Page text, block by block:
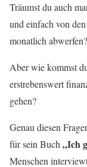
Träumst du auch
und einfach von
monatlich abwerfen?
Aber wie kommst
erstrebenswert
gehen?
Genau diesen
für sein Buch „Ich
Menschen